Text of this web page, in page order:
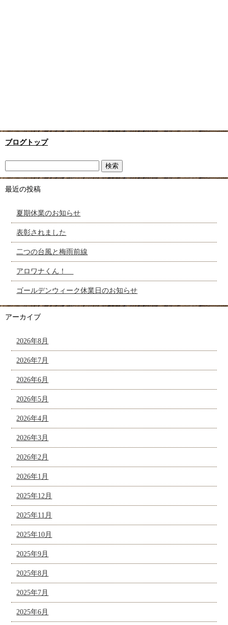
ブログトップ
最近の投稿
夏期休業のお知らせ
表彰されました
二つの台風と梅雨前線
アロワナくん！
ゴールデンウィーク休業日のお知らせ
アーカイブ
2026年8月
2026年7月
2026年6月
2026年5月
2026年4月
2026年3月
2026年2月
2026年1月
2025年12月
2025年11月
2025年10月
2025年9月
2025年8月
2025年7月
2025年6月